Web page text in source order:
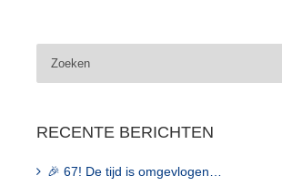
naar:
RECENTE BERICHTEN
🎉 67! De tijd is omgevlogen…